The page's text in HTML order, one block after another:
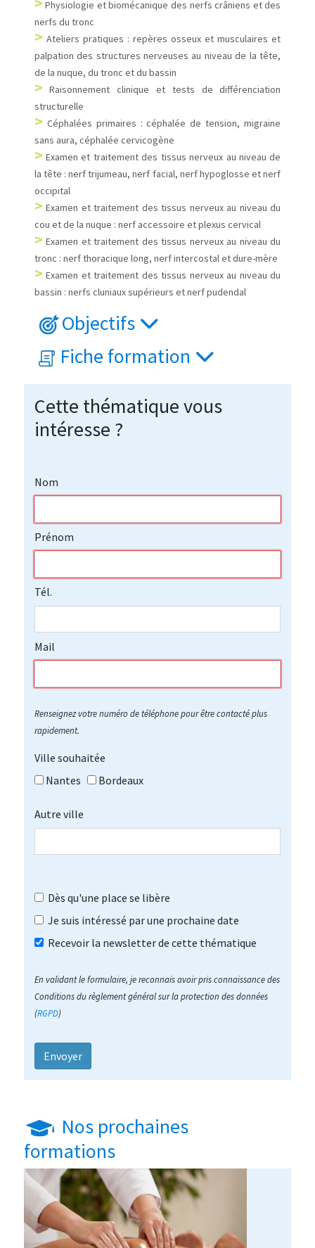
Physiologie et biomécanique des nerfs crâniens et des
nerfs du tronc
> Ateliers pratiques : repères osseux et musculaires et
palpation des structures nerveuses au niveau de la tête,
de la nuque, du tronc et du bassin
> Raisonnement clinique et tests de différenciation
structurelle
> Céphalées primaires : céphalée de tension, migraine
sans aura, céphalée cervicogène
> Examen et traitement des tissus nerveux au niveau de
la tête : nerf trijumeau, nerf facial, nerf hypoglosse et nerf
occipital
> Examen et traitement des tissus nerveux au niveau du
cou et de la nuque : nerf accessoire et plexus cervical
> Examen et traitement des tissus nerveux au niveau du
tronc : nerf thoracique long, nerf intercostal et dure-mère
> Examen et traitement des tissus nerveux au niveau du
bassin : nerfs cluniaux supérieurs et nerf pudendal
Objectifs
Fiche formation
Cette thématique vous
intéresse ?
Nom
Prénom
Tél.
Mail
Renseignez votre numéro de téléphone pour être contacté plus
rapidement.
Ville souhaitée
Nantes
Bordeaux
Autre ville
Dès qu'une place se libère
Je suis intéressé par une prochaine date
Recevoir la newsletter de cette thématique
En validant le formulaire, je reconnais avoir pris connaissance des
Conditions du règlement général sur la protection des données
(RGPD)
Nos prochaines
formations